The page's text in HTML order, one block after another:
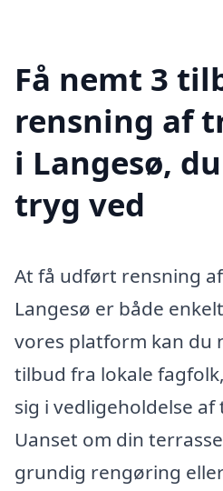
Få nemt 3
rensning af
i Langesø,
tryg ved
At få udført rensning
Langesø er både
vores platform kan du
tilbud fra lokale
sig i vedligeholdelse
Uanset om din
grundig rengøring